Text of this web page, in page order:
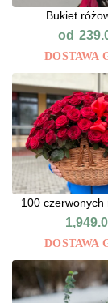
Bukiet
od
DOSTAWA
100 czerwonych
DOSTAWA